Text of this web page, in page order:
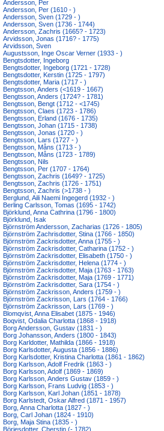
Andersson, Per
Andersson, Per (1610 - )
Andersson, Sven (1729 - )
Andersson, Sven (1736 - 1744)
Andersson, Zachris (1665? - 1723)
Arvidsson, Jonas (1716? - 1775)
Arvidsson, Sven
Augustsson, Inge Oscar Verner (1933 - )
Bengtsdotter, Ingeborg
Bengtsdotter, Ingeborg (1721 - 1728)
Bengtsdotter, Kerstin (1725 - 1797)
Bengtsdotter, Maria (1717 - )
Bengtsson, Anders (<1619 - 1667)
Bengtsson, Anders (1724? - 1781)
Bengtsson, Bengt (1712 - <1745)
Bengtsson, Claes (1723 - 1786)
Bengtsson, Erland (1676 - 1735)
Bengtsson, Johan (1715 - 1738)
Bengtsson, Jonas (1720 - )
Bengtsson, Lars (1727 - )
Bengtsson, Måns (1713 - )
Bengtsson, Måns (1723 - 1789)
Bengtsson, Nils
Bengtsson, Per (1707 - 1764)
Bengtsson, Zachris (1649? - 1725)
Bengtsson, Zachris (1726 - 1751)
Bengtsson, Zachris (>1738 - )
Berglund, Aili Naemi Ingegerd (1932 - )
Berling Carlsson, Tomas (1695 - 1742)
Björklund, Anna Cathrina (1796 - 1800)
Björklund, Isak
Björnström Andersson, Zacharias (1726 - 1805)
Björnström Zachrisdotter, Stina (1766 - 1850)
Björnström Zackrisdotter, Anna (1755 - )
Björnström Zackrisdotter, Catharina (1752 - )
Björnström Zackrisdotter, Elisabeth (1750 - )
Björnström Zackrisdotter, Helena (1774 - )
Björnström Zackrisdotter, Maja (1763 - 1763)
Björnström Zackrisdotter, Maja (1769 - 1771)
Björnström Zackrisdotter, Sara (1754 - )
Björnström Zackrisson, Anders (1759 - )
Björnström Zackrisson, Lars (1764 - 1766)
Björnström Zackrisson, Lars (1769 - )
Blomqvist, Anna Elisabet (1875 - 1946)
Boqvist, Odalia Charlotta (1868 - 1918)
Borg Andersson, Gustav (1831 - )
Borg Johansson, Anders (1800 - 1843)
Borg Karldotter, Mathilda (1866 - 1918)
Borg Karlsdotter, Augusta (1856 - 1886)
Borg Karlsdotter, Kristina Charlotta (1861 - 1862)
Borg Karlsson, Adolf Fredrik (1863 - )
Borg Karlsson, Adolf (1869 - 1869)
Borg Karlsson, Anders Gustav (1859 - )
Borg Karlsson, Frans Ludvig (1853 - )
Borg Karlsson, Karl Johan (1851 - 1878)
Borg Karlstedt, Oskar Alfred (1871 - 1957)
Borg, Anna Charlotta (1827 - )
Borg, Carl Johan (1824 - 1910)
Borg, Maja Stina (1835 - )
Börjesdotter, Cherstin (- 1782)